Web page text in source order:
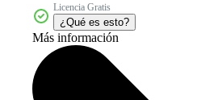
Licencia Gratis
¿Qué es esto?
Más información